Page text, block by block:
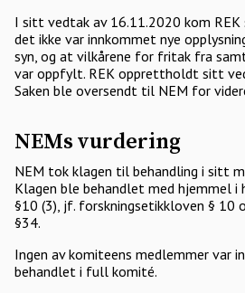
I sitt vedtak av 16.11.2020 kom
det ikke var innkommet nye
syn, og at vilkårene for fritak fra
var oppfylt. REK opprettholdt sitt
Saken ble oversendt til NEM for
NEMs vurdering
NEM tok klagen til behandling i sitt
Klagen ble behandlet med hjemmel i
§10 (3), jf. forskningsetikkloven § 10
§34.
Ingen av komiteens medlemmer var
behandlet i full komité.